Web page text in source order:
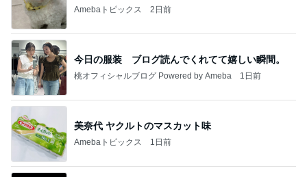
Amebaトピックス 2日前
今日の服装 ブログ読んでくれてて嬉しい瞬間。
桃オフィシャルブログ Powered by Ameba 1日前
美奈代 ヤクルトのマスカット味
Amebaトピックス 1日前